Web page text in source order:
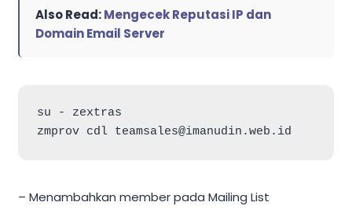
Also Read:Mengecek Reputasi IP dan
Domain Email Server
su - zextras
zmprov cdl teamsales@imanudin.web.id
– Menambahkan member pada Mailing List